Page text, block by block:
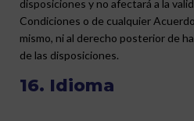
disposiciones y no afectará a la
Condiciones o de cualquier
mismo, ni al derecho posterior de
de las disposiciones.
16. Idioma